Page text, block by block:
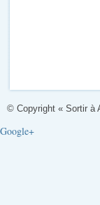
© Copyright « Sortir à
Google+